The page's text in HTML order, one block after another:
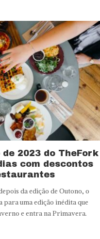
2023 do TheFork
com descontos
da edição de Outono, o
para uma edição inédita que
e entra na Primavera.